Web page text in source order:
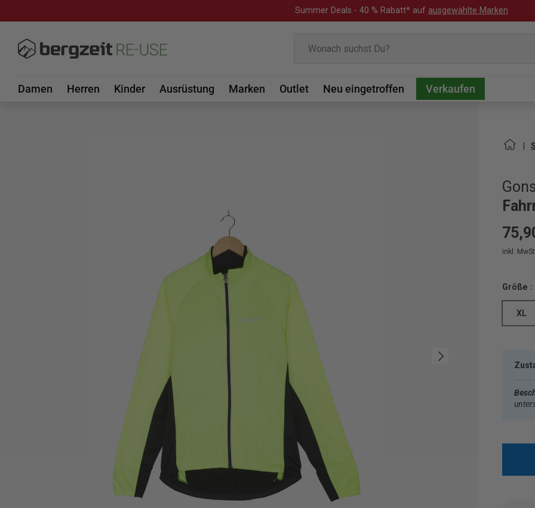
Summer Deals - 40 % Rabatt* auf ausgewählte Marken
Damen Herren Kinder Ausrüstung Marken Outlet Neu eingetroffen Verkaufen
Nächste
inkl.
Größe :
XL